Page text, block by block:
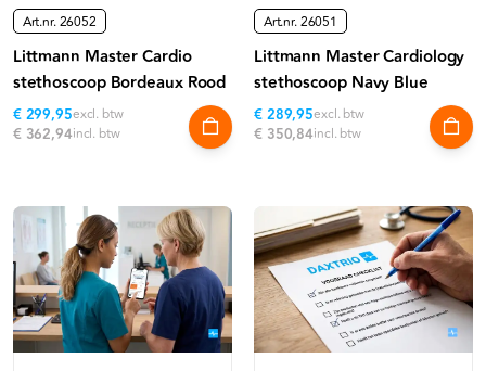
Art.nr.26052
Littmann Master Cardio
stethoscoop Bordeaux Rood
€ 299,95excl. btw
€ 362,94incl. btw
Art.nr.26051
Littmann Master Cardiology
stethoscoop Navy Blue
€ 289,95excl. btw
€ 350,84incl. btw